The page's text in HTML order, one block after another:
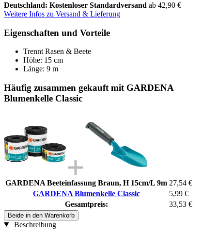
Deutschland: Kostenloser Standardversand ab 42,90 €
Weitere Infos zu Versand & Lieferung
Eigenschaften und Vorteile
Trennt Rasen & Beete
Höhe: 15 cm
Länge: 9 m
Häufig zusammen gekauft mit GARDENA
Blumenkelle Classic
GARDENA Beeteinfassung Braun, H 15cm/L 9m 27,54 €
GARDENA Blumenkelle Classic
5,99 €
Gesamtpreis:
33,53 €
Beide in den Warenkorb
Beschreibung